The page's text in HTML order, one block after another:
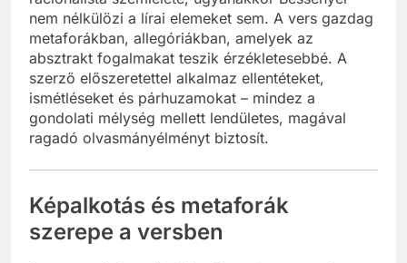
nem nélkülözi a lírai elemeket sem. A vers gazdag
metaforákban, allegóriákban, amelyek az
absztrakt fogalmakat teszik érzékletesebbé. A
szerző előszeretettel alkalmaz ellentéteket,
ismétléseket és párhuzamokat – mindez a
gondolati mélység mellett lendületes, magával
ragadó olvasmányélményt biztosít.
Képalkotás és metaforák
szerepe a versben